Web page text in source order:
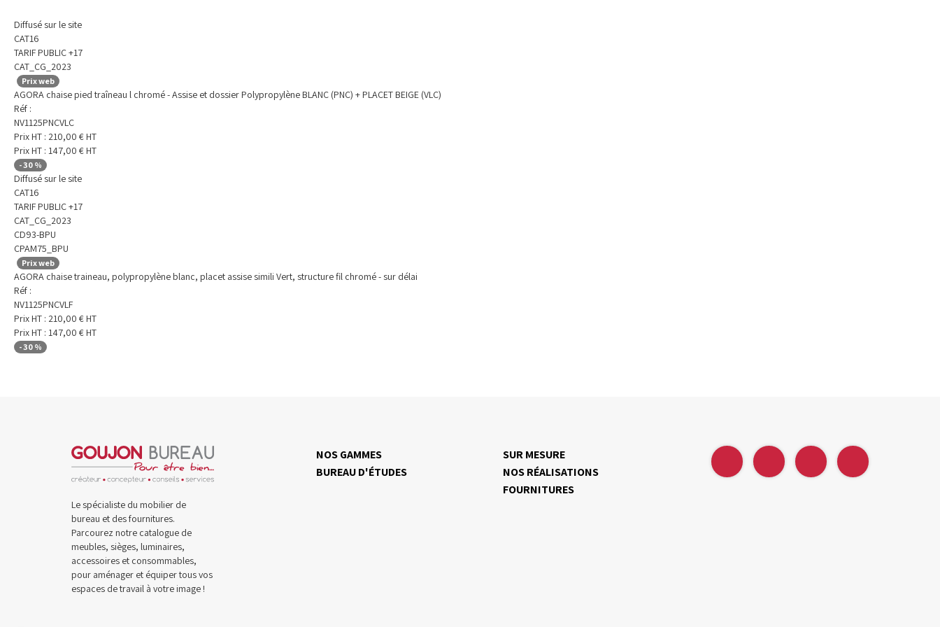
Diffusé sur le site
CAT16
TARIF PUBLIC +17
CAT_CG_2023
Prix web
AGORA chaise pied traîneau l chromé - Assise et dossier Polypropylène BLANC (PNC) + PLACET BEIGE (VLC)
Réf :
NV1125PNCVLC
Prix HT : 210,00 € HT
Prix HT : 147,00 € HT
-30 %
Diffusé sur le site
CAT16
TARIF PUBLIC +17
CAT_CG_2023
CD93-BPU
CPAM75_BPU
Prix web
AGORA chaise traineau, polypropylène blanc, placet assise simili Vert, structure fil chromé - sur délai
Réf :
NV1125PNCVLF
Prix HT : 210,00 € HT
Prix HT : 147,00 € HT
-30 %
Le spécialiste du mobilier de
bureau et des fournitures.
Parcourez notre catalogue de
meubles, sièges, luminaires,
accessoires et consommables,
pour aménager et équiper tous vos
espaces de travail à votre image !
NOS GAMMES
BUREAU D'ÉTUDES
SUR MESURE
NOS RÉALISATIONS
FOURNITURES